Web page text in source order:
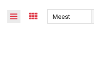
Meest